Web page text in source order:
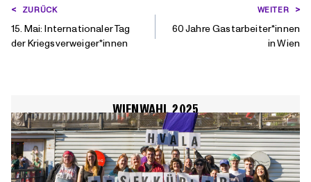
BEITRAGSNAVIGATION
ZURÜCK
15. Mai: Internationaler Tag
der Kriegsverweiger*innen
WEITER
60 Jahre Gastarbeiter*innen
in Wien
WIENWAHL 2025